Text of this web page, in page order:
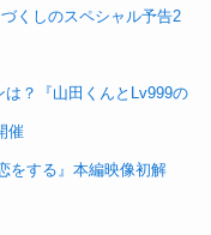
くしのスペシャル予告2
？『山田くんとLv999の
催
をする』本編映像初解